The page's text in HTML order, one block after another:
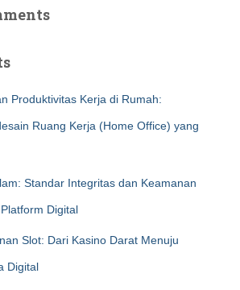
Produktivitas Kerja di Rumah:
Ruang Kerja (Home Office) yang
Standar Integritas dan Keamanan
Digital
Slot: Dari Kasino Darat Menuju
Digital